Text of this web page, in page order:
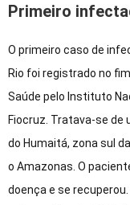
Primeiro
O primeiro caso de
Rio foi registrado no
Saúde pelo Instituto
Fiocruz. Tratava-se de
do Humaitá, zona sul
o Amazonas. O
doença e se